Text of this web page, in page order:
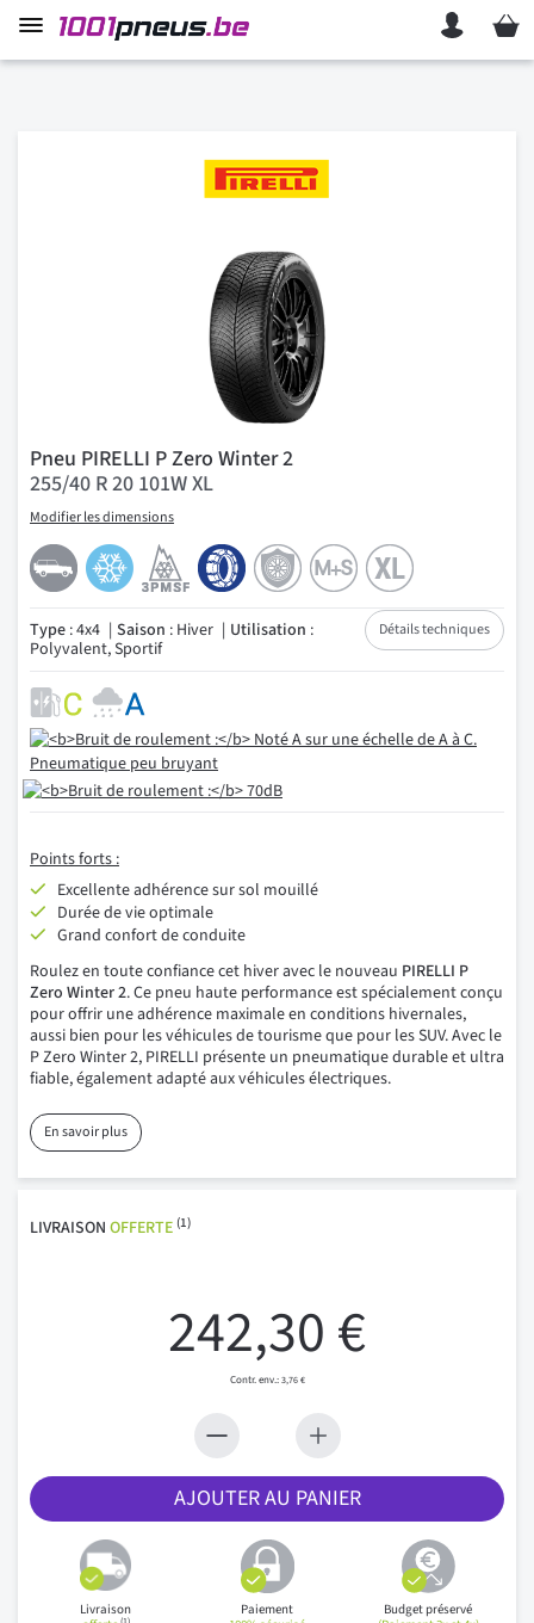
Mon
Pneu PIRELLI P Zero Winter 2
255/40 R 20 101W XL
Modifier les dimensions
Détails techniques
Type : 4x4 Saison : Hiver Utilisation :
Polyvalent, Sportif
Points forts :
Excellente adhérence sur sol mouillé
Durée de vie optimale
Grand confort de conduite
Roulez en toute confiance cet hiver avec le nouveau PIRELLI P
Zero Winter 2. Ce pneu haute performance est spécialement conçu
pour offrir une adhérence maximale en conditions hivernales,
aussi bien pour les véhicules de tourisme que pour les SUV. Avec le
P Zero Winter 2, PIRELLI présente un pneumatique durable et ultra
fiable, également adapté aux véhicules électriques.
En savoir plus
LIVRAISON OFFERTE (1)
242,30 €
3,76 €
AJOUTER AU PANIER
Livraison
Paiement
Budget préservé